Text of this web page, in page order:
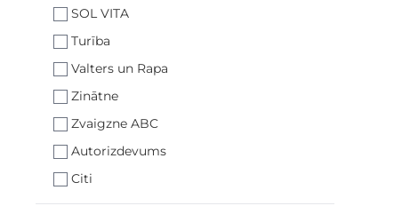
SOL VITA
Turība
Valters un Rapa
Zinātne
Zvaigzne ABC
Autorizdevums
Citi